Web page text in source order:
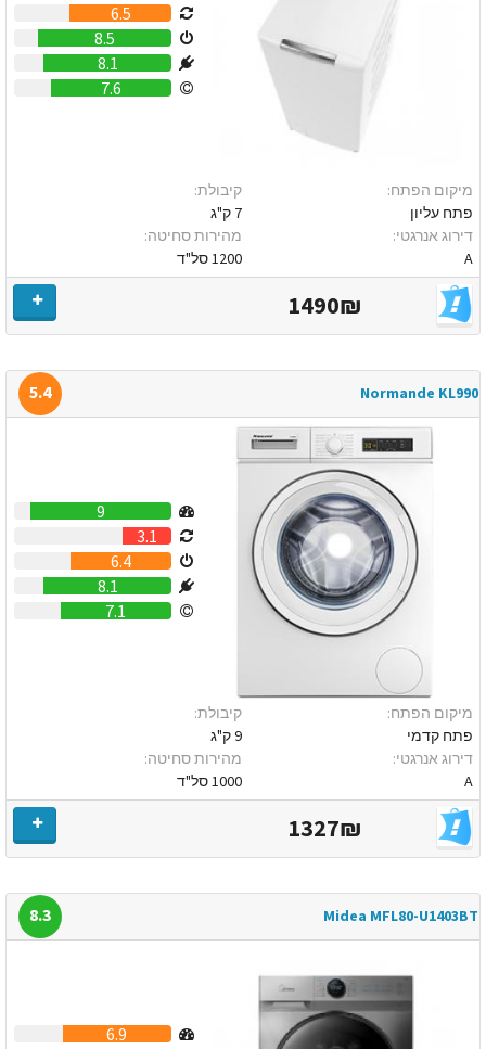
6.5
8.5
8.1
7.6
מיקום הפתח:
פתח עליון
דירוג אנרגטי:
A
קיבולת:
7 ק"ג
מהירות סחיטה:
1200 סל"ד
1490₪
Normande KL990
5.4
9
3.1
6.4
8.1
7.1
מיקום הפתח:
פתח קדמי
דירוג אנרגטי:
A
קיבולת:
9 ק"ג
מהירות סחיטה:
1000 סל"ד
1327₪
Midea MFL80-U1403BT
8.3
6.9